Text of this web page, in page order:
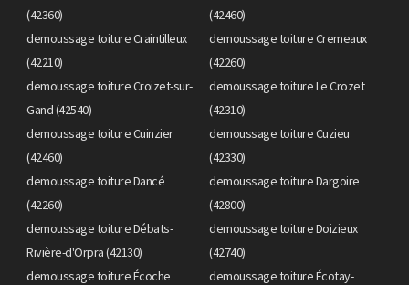
(42360)
(42460)
demoussage toiture Craintilleux
(42210)
demoussage toiture Cremeaux
(42260)
demoussage toiture Croizet-sur-
Gand (42540)
demoussage toiture Le Crozet
(42310)
demoussage toiture Cuinzier
(42460)
demoussage toiture Cuzieu
(42330)
demoussage toiture Dancé
(42260)
demoussage toiture Dargoire
(42800)
demoussage toiture Débats-
Rivière-d'Orpra (42130)
demoussage toiture Doizieux
(42740)
demoussage toiture Écoche
demoussage toiture Écotay-